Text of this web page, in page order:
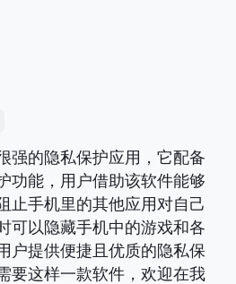
强的隐私保护应用，它配备
功能，用户借助该软件能够
止手机里的其他应用对自己
可以隐藏手机中的游戏和各
户提供便捷且优质的隐私保
要这样一款软件，欢迎在我